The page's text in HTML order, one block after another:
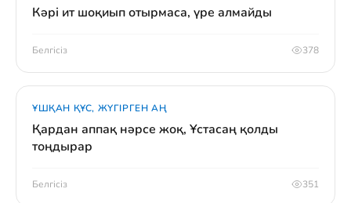
Кәрі ит шоқиып отырмаса, үре алмайды
Белгісіз 378
ҰШҚАН ҚҰС, ЖҮГІРГЕН АҢ
Қардан аппақ нәрсе жоқ, Ұстасаң қолды
тоңдырар
Белгісіз 351